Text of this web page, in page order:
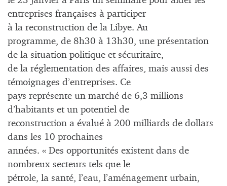
entreprises françaises à participer
à la reconstruction de la Libye. Au
programme, de 8h30 à 13h30, une présentation
de la situation politique et sécuritaire,
de la réglementation des affaires, mais aussi des
témoignages d’entreprises. Ce
pays représente un marché de 6,3 millions
d’habitants et un potentiel de
reconstruction a évalué à 200 milliards de dollars
dans les 10 prochaines
années. « Des opportunités existent dans de
nombreux secteurs tels que le
pétrole, la santé, l’eau, l’aménagement urbain,